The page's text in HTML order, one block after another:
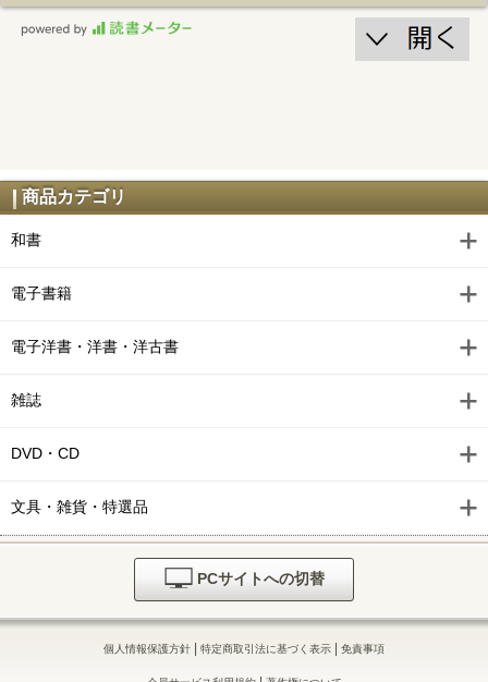
商品カテゴリ
和書
電子書籍
電子洋書・洋書・洋古書
雑誌
DVD・CD
文具・雑貨・特選品
PCサイトへの切替
個人情報保護方針 | 特定商取引法に基づく表示 | 免責事項